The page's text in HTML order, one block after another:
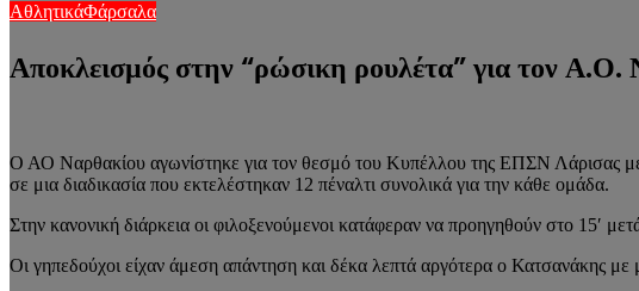
ΑθλητικάΦάρσαλα
Αποκλεισμός στην “ρώσικη ρουλέτα” για τον
Ο ΑΟ Ναρθακίου αγωνίστηκε για τον θεσμό του Κυπέλλου της ΕΠΣΝ Λάρισας με
σε μια διαδικασία που εκτελέστηκαν 12 πέναλτι συνολικά για την κάθε ομάδα.
Στην κανονική διάρκεια οι φιλοξενούμενοι κατάφεραν να προηγηθούν στο 15′
Οι γηπεδούχοι είχαν άμεση απάντηση και δέκα λεπτά αργότερα ο Κατσανάκης με